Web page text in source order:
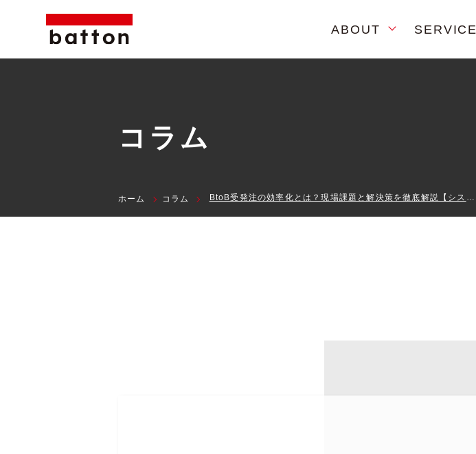
ABOUT SERVICE
コラム
ホーム コラム BtoB受発注の効率化とは？現場課題と解決策を徹底解説【システム比較と最新ソリューション】